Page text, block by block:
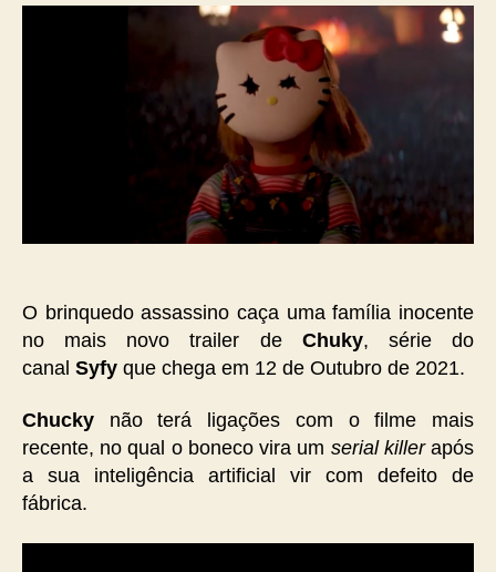
O brinquedo assassino caça uma família inocente
no mais novo trailer de Chuky, série do
canal Syfy que chega em 12 de Outubro de 2021.
Chucky não terá ligações com o filme mais
recente, no qual o boneco vira um serial killerapós
a sua inteligência artificial vir com defeito de
fábrica.